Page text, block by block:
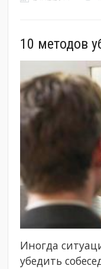
10 методов
Иногда
убедить